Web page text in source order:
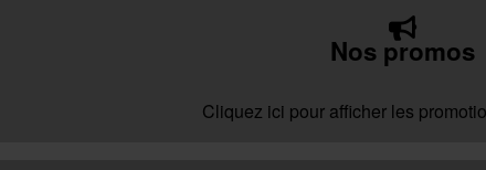
Nos promos
Cliquez ici pour afficher les